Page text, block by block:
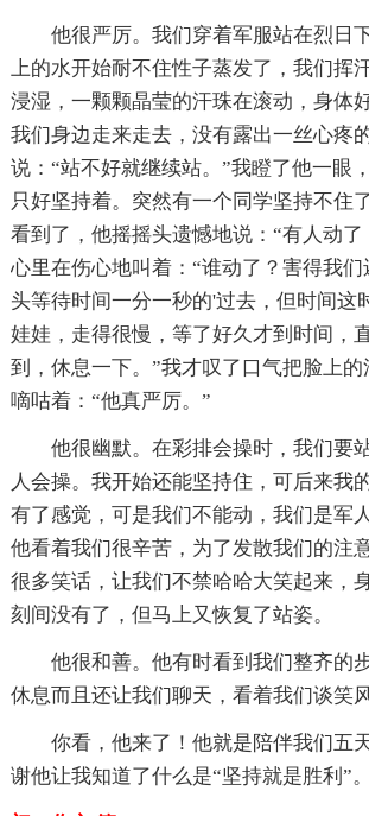
他很严厉。我们穿着军服站在烈日
上的水开始耐不住性子蒸发了，我们挥
浸湿，一颗颗晶莹的汗珠在滚动，身体
我们身边走来走去，没有露出一丝心疼
说：“站不好就继续站。”我瞪了他一眼
只好坚持着。突然有一个同学坚持不住
看到了，他摇摇头遗憾地说：“有人动了
心里在伤心地叫着：“谁动了？害得我们
头等待时间一分一秒的'过去，但时间这
娃娃，走得很慢，等了好久才到时间，
到，休息一下。”我才叹了口气把脸上的
嘀咕着：“他真严厉。”
他很幽默。在彩排会操时，我们要
人会操。我开始还能坚持住，可后来我
有了感觉，可是我们不能动，我们是军
他看着我们很辛苦，为了发散我们的注
很多笑话，让我们不禁哈哈大笑起来，
刻间没有了，但马上又恢复了站姿。
他很和善。他有时看到我们整齐的
休息而且还让我们聊天，看着我们谈笑
你看，他来了！他就是陪伴我们五
谢他让我知道了什么是“坚持就是胜利”。